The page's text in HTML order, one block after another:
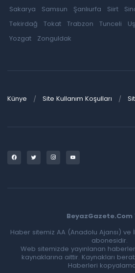
Sakarya
Samsun Şanlıurfa Siirt
Tekirdağ
Tokat Trabzon Tunceli
Yozgat
Zonguldak
Künye Site Kullanım Koşulları
BeyazGazete.Com
Haber sitemiz AA (Anadolu Ajansı) ve
abonesidir.
Web sitemizde yayınlanan
kaynaklarına aittir. Kaynakları
Haberleri